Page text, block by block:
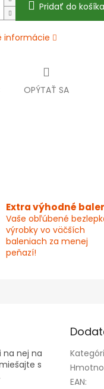
Pridať do košíka
informácie
OPÝTAŤ SA
Extra výhodné
Vaše obľúbené
výrobky vo väčších
baleniach za menej
peňazí!
na nej na
s
EAN: